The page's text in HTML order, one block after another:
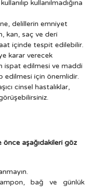
kullanılmadığına
delillerin emniyet
kan, saç ve deri
içinde tespit edilebilir.
karar verecek
ispat edilmesi ve maddi
edilmesi için önemlidir.
cinsel hastalıklar,
aşağıdakileri göz
bağ ve günlük